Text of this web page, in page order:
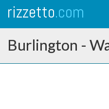
rizzetto.com
Burlington -